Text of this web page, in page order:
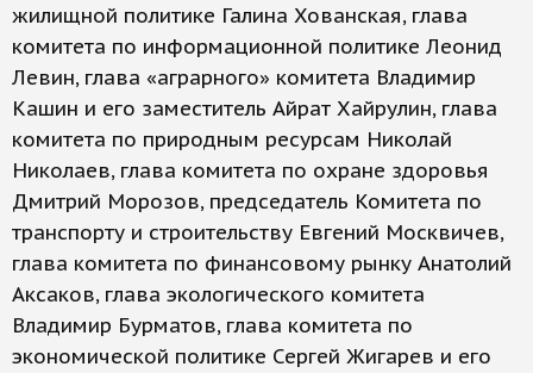
жилищной политике Галина Хованская, глава
комитета по информационной политике Леонид
Левин, глава «аграрного» комитета Владимир
Кашин и его заместитель Айрат Хайрулин, глава
комитета по природным ресурсам Николай
Николаев, глава комитета по охране здоровья
Дмитрий Морозов, председатель Комитета по
транспорту и строительству Евгений Москвичев,
глава комитета по финансовому рынку Анатолий
Аксаков, глава экологического комитета
Владимир Бурматов, глава комитета по
экономической политике Сергей Жигарев и его